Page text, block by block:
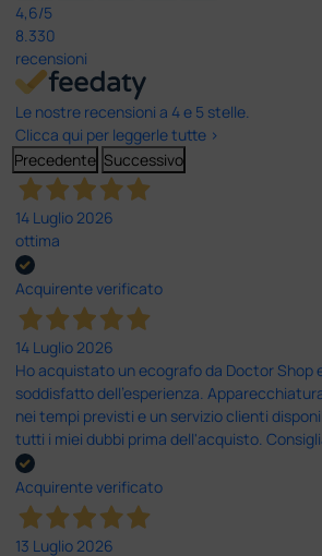
4,6/5
8.330
recensioni
Le nostre recensioni a 4 e 5 stelle.
Clicca qui per leggerle tutte >
Precedente Successivo
14 Luglio 2026
ottima
Acquirente verificato
14 Luglio 2026
Ho acquistato un ecografo da Doctor Shop
soddisfatto dell'esperienza.
nei tempi previsti e un servizio clienti
tutti i miei dubbi prima dell'acquisto.
Acquirente verificato
13 Luglio 2026